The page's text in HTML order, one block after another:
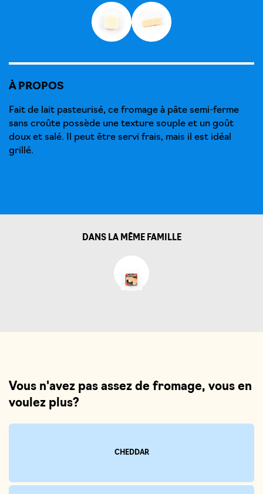
À PROPOS
Fait de lait pasteurisé, ce fromage à pâte semi-ferme
sans croûte possède une texture souple et un goût
doux et salé. Il peut être servi frais, mais il est idéal
grillé.
DANS LA MÊME FAMILLE
Vous n'avez pas assez de fromage, vous en
voulez plus?
CHEDDAR